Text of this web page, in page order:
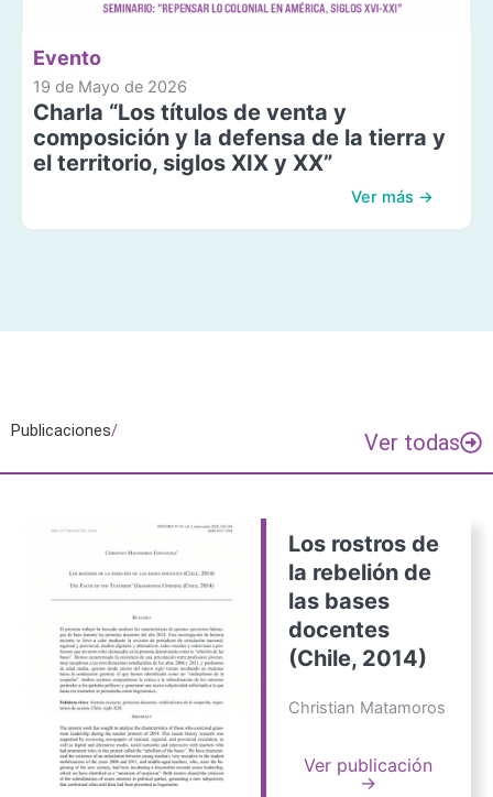
Evento
19 de Mayo de 2026
Charla “Los títulos de venta y
composición y la defensa de la tierra y
el territorio, siglos XIX y XX”
Ver más →
Publicaciones/ Ver todas
Los rostros de
la rebelión de
las bases
docentes
(Chile, 2014)
Christian Matamoros
Ver publicación
→